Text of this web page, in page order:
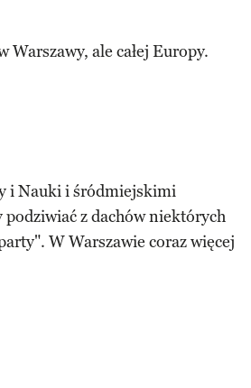
ale całej Europy.
i Nauki i śródmiejskimi
z dachów niektórych
W Warszawie coraz więcej